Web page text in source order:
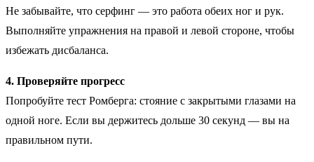
Не забывайте, что серфинг — это работа обеих ног и рук.
Выполняйте упражнения на правой и левой стороне, чтобы
избежать дисбаланса.
4. Проверяйте прогресс
Попробуйте тест Ромберга: стояние с закрытыми глазами на
одной ноге. Если вы держитесь дольше 30 секунд — вы на
правильном пути.